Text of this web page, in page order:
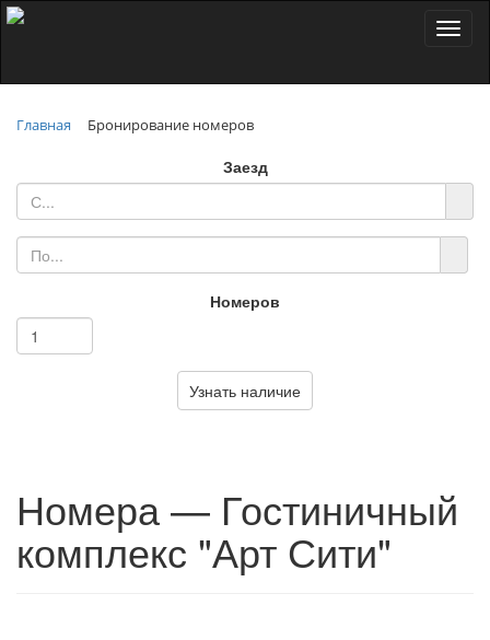
Главная Бронирование номеров
Заезд
Номеров
Узнать наличие
Номера — Гостиничный
комплекс "Арт Сити"